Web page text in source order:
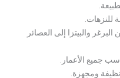
للنزهات.
والبيتزا إلى العصائر
جميع الأعمار.
ومجهزة.